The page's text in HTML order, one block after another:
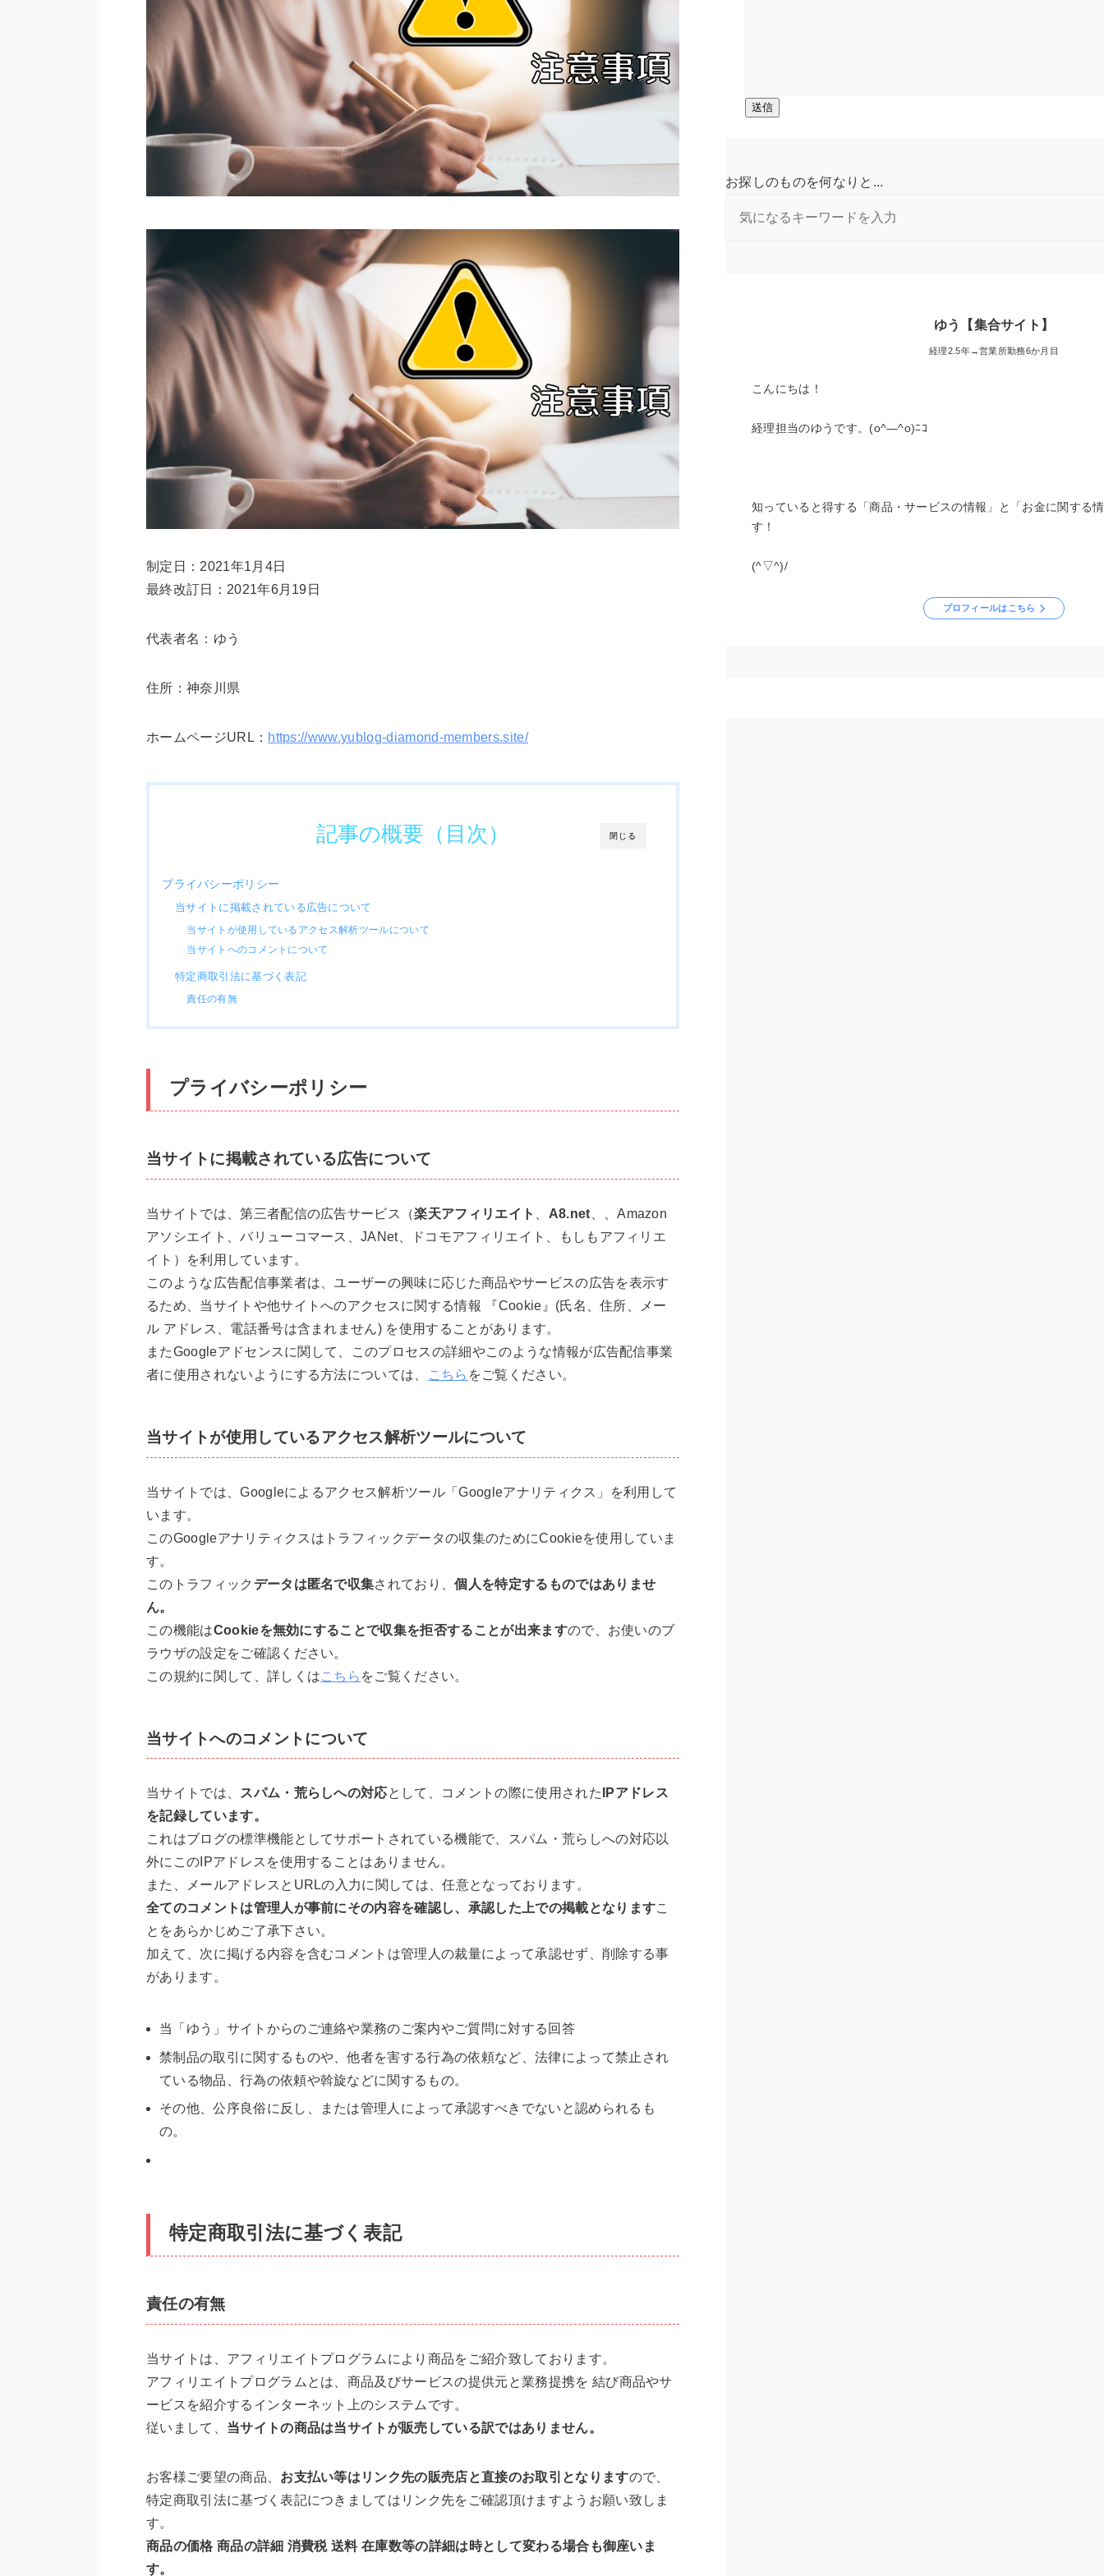
制定日：2021年1月4日
最終改訂日：2021年6月19日
代表者名：ゆう
住所：神奈川県
ホームページURL： https://www.yublog-diamond-members.site/
閉じる
記事の概要（目次）
プライバシーポリシー
当サイトに掲載されている広告について
当サイトが使用しているアクセス解析ツールについて
当サイトへのコメントについて
特定商取引法に基づく表記
責任の有無
プライバシーポリシー
当サイトに掲載されている広告について
当サイトでは、第三者配信の広告サービス（楽天アフィリエイト A8.net 、、Amazon
アソシエイト、バリューコマース、JANet、ドコモアフィリエイト、もしもアフィリエ
イト）を利用しています。
このような広告配信事業者は、ユーザーの興味に応じた商品やサービスの広告を表示す
るため、当サイトや他サイトへのアクセスに関する情報 『Cookie』(氏名、住所、メー
ル アドレス、電話番号は含まれません) を使用することがあります。
またGoogleアドセンスに関して、このプロセスの詳細やこのような情報が広告配信事業
者に使用されないようにする方法については、
こちら をご覧ください。
当サイトが使用しているアクセス解析ツールについて
当サイトでは、Googleによるアクセス解析ツール「Googleアナリティクス」を利用して
います。
このGoogleアナリティクスはトラフィックデータの収集のためにCookieを使用していま
す。
このトラフィック データは匿名で収集されており、個人を特定するものではありませ
ん。
この機能はCookieを無効にすることで収集を拒否することが出来ますので、お使いのブ
ラウザの設定をご確認ください。
この規約に関して、詳しくはこちら をご覧ください。
当サイトへのコメントについて
当サイトでは、 スパム・荒らしへの対応として、コメントの際に使用された IPアドレス
を記録しています。
これはブログの標準機能としてサポートされている機能で、スパム・荒らしへの対応以
外にこのIPアドレスを使用することはありません。
また、メールアドレスとURLの入力に関しては、任意となっております。
全てのコメントは管理人が事前にその内容を確認し、承認した上での掲載となりますこ
とをあらかじめご了承下さい。
加えて、次に掲げる内容を含むコメントは管理人の裁量によって承認せず、削除する事
があります。
当「ゆう」サイトからのご連絡や業務のご案内やご質問に対する回答
禁制品の取引に関するものや、他者を害する行為の依頼など、法律によって禁止され
ている物品、行為の依頼や斡旋などに関するもの。
その他、公序良俗に反し、または管理人によって承認すべきでないと認められるも
の。
特定商取引法に基づく表記
責任の有無
当サイトは、アフィリエイトプログラムにより商品をご紹介致しております。
アフィリエイトプログラムとは、商品及びサービスの提供元と業務提携を 結び商品やサ
ービスを紹介するインターネット上のシステムです。
従いまして、 当サイトの商品は当サイトが販売している訳ではありません。
お客様ご要望の商品、 お支払い等はリンク先の販売店と直接のお取引となりますので、
特定商取引法に基づく表記につきましてはリンク先をご確認頂けますようお願い致しま
す。
商品の価格 商品の詳細 消費税 送料 在庫数等の詳細は時として変わる場合も御座いま
す。
お探しのものを何なりと...
ゆう【集合サイト】
経理2.5年→営業所勤務6か月目
こんにちは！
経理担当のゆうです。(o^―^o)ﾆｺ
知っていると得する「商品・サービスの情報」と「お金に関する
す！
(^▽^)/
プロフィールはこちら